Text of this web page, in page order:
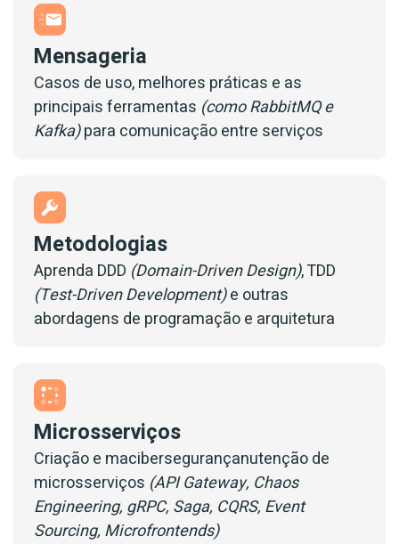
Mensageria
Casos de uso, melhores práticas e as
principais ferramentas (como RabbitMQ e
Kafka)para comunicação entre serviços
Metodologias
Aprenda DDD (Domain-Driven Design), TDD
(Test-Driven Development)e outras
abordagens de programação e arquitetura
Microsserviços
Criação e macibersegurançanutenção de
microsserviços (API Gateway, Chaos
Engineering, gRPC, Saga, CQRS, Event
Sourcing, Microfrontends)